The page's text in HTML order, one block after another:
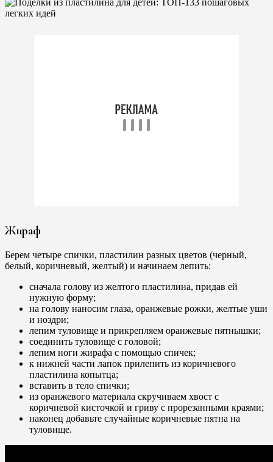
Жираф
Берем четыре спички, пластилин разных цветов (черный,
белый, коричневый, желтый) и начинаем лепить:
сначала голову из желтого пластилина, придав ей
нужную форму;
на голову наносим глаза, оранжевые рожки, желтые уши
и ноздри;
лепим туловище и прикрепляем оранжевые пятнышки;
соединить туловище с головой;
лепим ноги жирафа с помощью спичек;
к нижней части лапок прилепить из коричневого
пластилина копытца;
вставить в тело спички;
из оранжевого материала скручиваем хвост с
коричневой кисточкой и гриву с прорезанными краями;
наконец добавьте случайные коричневые пятна на
туловище.